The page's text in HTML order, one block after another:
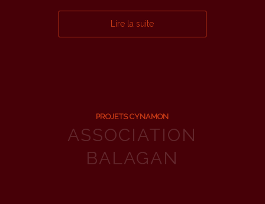
Lire la suite
PROJETS CYNAMON
ASSOCIATION
BALAGAN